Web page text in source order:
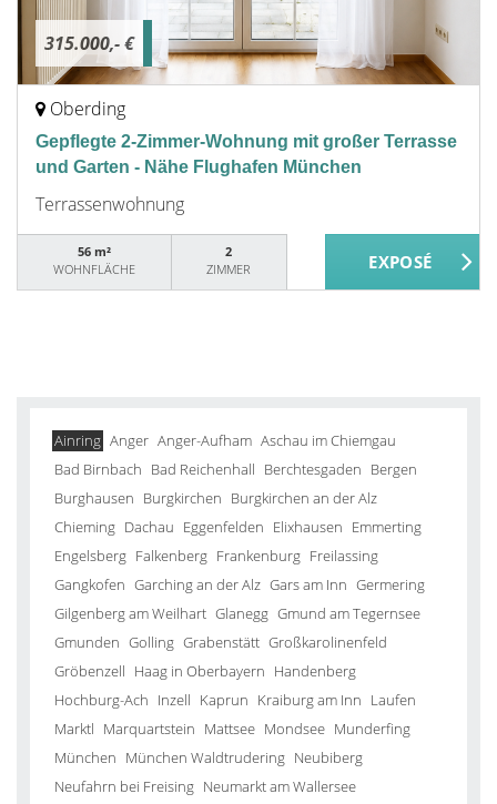
315.000,- €
Oberding
Gepflegte 2-Zimmer-Wohnung mit großer Terrasse
und Garten - Nähe Flughafen München
Terrassenwohnung
56 m²
WOHNFLÄCHE
2
ZIMMER
Ainring Anger Anger-Aufham Aschau im Chiemgau
Bad Birnbach Bad Reichenhall Berchtesgaden Bergen
Burghausen Burgkirchen Burgkirchen an der Alz
Chieming Dachau Eggenfelden Elixhausen Emmerting
Engelsberg Falkenberg Frankenburg Freilassing
Gangkofen Garching an der Alz Gars am Inn Germering
Gilgenberg am Weilhart Glanegg Gmund am Tegernsee
Gmunden Golling Grabenstätt Großkarolinenfeld
Gröbenzell Haag in Oberbayern Handenberg
Hochburg-Ach Inzell Kaprun Kraiburg am Inn Laufen
Marktl Marquartstein Mattsee Mondsee Munderfing
München München Waldtrudering Neubiberg
Neufahrn bei Freising Neumarkt am Wallersee